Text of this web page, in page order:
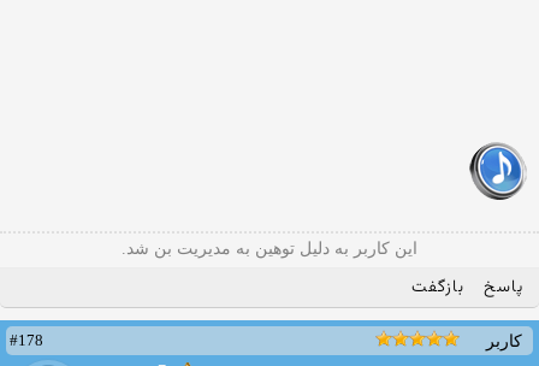
این کاربر به دلیل توهین به مدیریت بن شد.
پاسخ بازگفت
کاربر
#178